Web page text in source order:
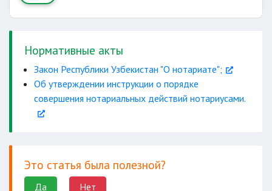
соответствуют
Нормативные акты
Закон Республики Узбекистан "О нотариате";
Об утверждении инструкции о порядке
совершения нотариальных действий нотариусами.
Это статья была полезной?
Да Нет